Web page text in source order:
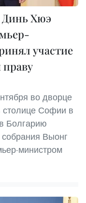
Динь Хюэ
участие
во дворце
столице Софии в
Болгарию
Выонг
министром